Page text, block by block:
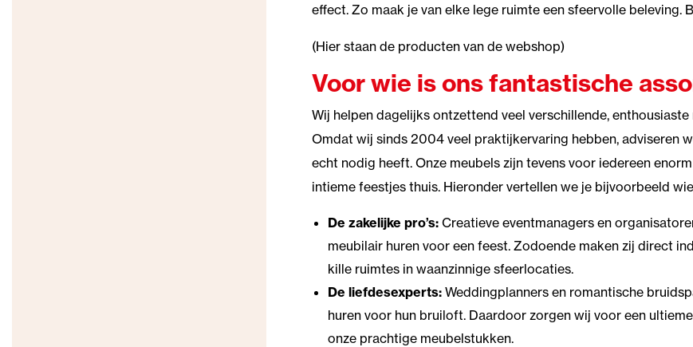
effect. Zo maak je van elke lege ruimte een sfeervolle
(Hier staan de producten van de webshop)
Voor wie is ons fantastische
Wij helpen dagelijks ontzettend veel verschillende,
Omdat wij sinds 2004 veel praktijkervaring hebben, adviseren
echt nodig heeft. Onze meubels zijn tevens voor iedereen
intieme feestjes thuis. Hieronder vertellen we je bijvoorbeeld
De zakelijke pro’s: Creatieve eventmanagers en
meubilair huren voor een feest. Zodoende maken zij direct
kille ruimtes in waanzinnige sfeerlocaties.
De liefdesexperts: Weddingplanners en romantische
huren voor hun bruiloft. Daardoor zorgen wij voor een
onze prachtige meubelstukken.